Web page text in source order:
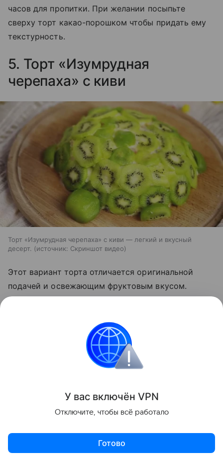
часов для пропитки. При желании посыпьте
сверху торт какао-порошком чтобы придать ему
текстурность.
5. Торт «Изумрудная
черепаха» с киви
Торт «Изумрудная черепаха» с киви — легкий и вкусный
десерт.
источник: Скриншот видео
Этот вариант торта отличается оригинальной
подачей и освежающим фруктовым вкусом.
Нежные бисквитные коржи пропитываются
ломтиками киви, создавая эффект «изумрудного»
черепашьего панциря.
У вас включён VPN
Отключите, чтобы всё работало
Готово